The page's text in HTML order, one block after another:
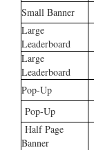
Small Banner
Large
Leaderboard
Large
Leaderboard
Pop-Up
Pop-Up
Half Page
Banner